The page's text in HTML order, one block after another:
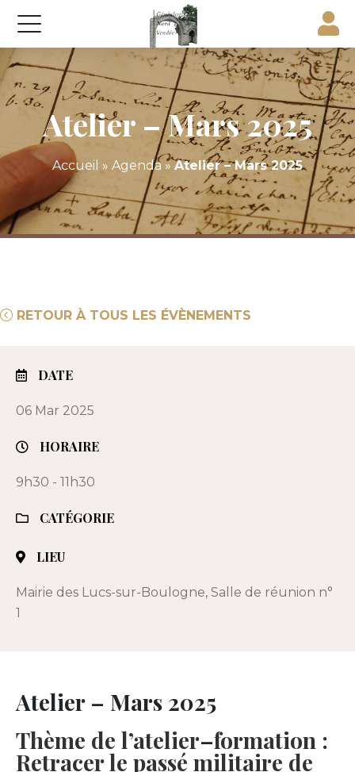
Atelier – Mars 2025
Accueil » Agenda »Atelier – Mars 2025
RETOUR À TOUS LES ÉVÈNEMENTS
DATE
06 Mar 2025
HORAIRE
9h30 - 11h30
CATÉGORIE
LIEU
Mairie des Lucs-sur-Boulogne, Salle de réunion n°
1
Atelier – Mars 2025
Thème de l’atelier–formation :
Retracer le passé militaire de